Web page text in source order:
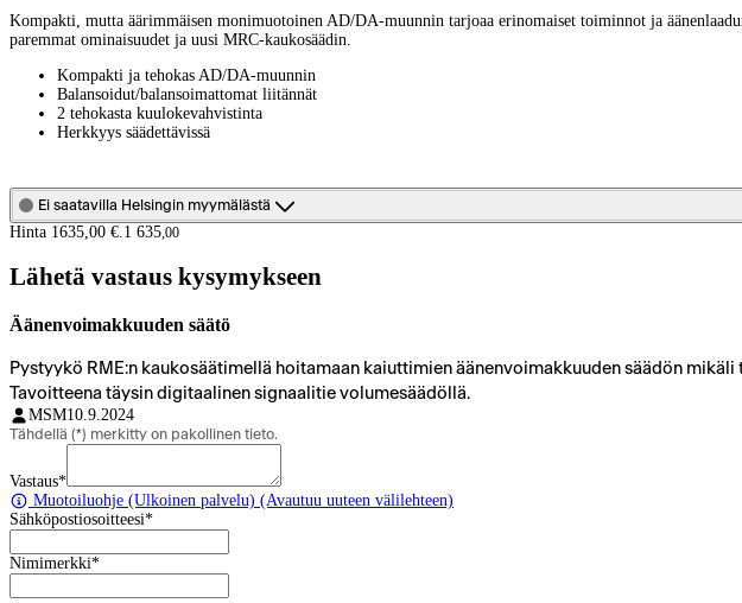
Kompakti, mutta äärimmäisen monimuotoinen AD/DA-muunnin tarjoaa erinomaiset toiminnot ja
paremmat ominaisuudet ja uusi MRC-kaukosäädin.
Kompakti ja tehokas AD/DA-muunnin
Balansoidut/balansoimattomat liitännät
2 tehokasta kuulokevahvistinta
Herkkyys säädettävissä
Ei saatavilla Helsingin myymälästä
Hinta 1635,00 €.1 635,00
Lähetä vastaus kysymykseen
Äänenvoimakkuuden säätö
Pystyykö RME:n kaukosäätimellä hoitamaan kaiuttimien äänenvoimakkuuden säädön
Tavoitteena täysin digitaalinen signaalitie volumesäädöllä.
MSM10.9.2024
Tähdellä (*) merkitty on pakollinen tieto.
Vastaus*
Muotoiluohje (Ulkoinen palvelu) (Avautuu uuteen välilehteen)
Sähköpostiosoitteesi*
Nimimerkki*